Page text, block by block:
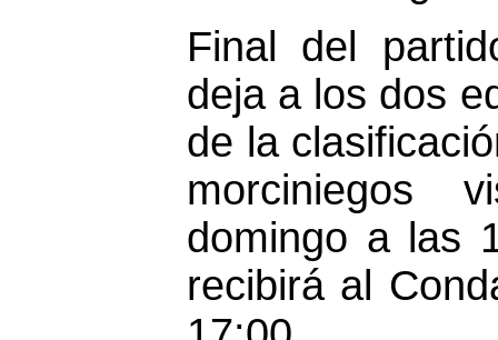
Final del
deja a los dos
de la
morciniegos
domingo a las
recibirá al